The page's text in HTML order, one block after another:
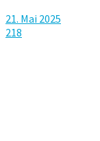
21. Mai 2025
218